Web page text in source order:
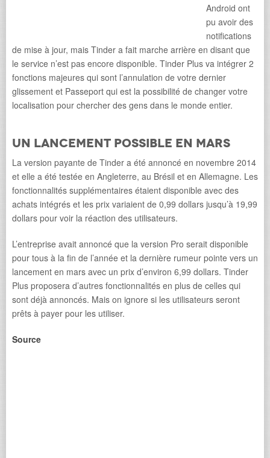
Android ont
pu avoir des
notifications
de mise à jour, mais Tinder a fait marche arrière en disant que
le service n’est pas encore disponible. Tinder Plus va intégrer 2
fonctions majeures qui sont l’annulation de votre dernier
glissement et Passeport qui est la possibilité de changer votre
localisation pour chercher des gens dans le monde entier.
Un lancement possible en mars
La version payante de Tinder a été annoncé en novembre 2014
et elle a été testée en Angleterre, au Brésil et en Allemagne. Les
fonctionnalités supplémentaires étaient disponible avec des
achats intégrés et les prix variaient de 0,99 dollars jusqu’à 19,99
dollars pour voir la réaction des utilisateurs.
L’entreprise avait annoncé que la version Pro serait disponible
pour tous à la fin de l’année et la dernière rumeur pointe vers un
lancement en mars avec un prix d’environ 6,99 dollars. Tinder
Plus proposera d’autres fonctionnalités en plus de celles qui
sont déjà annoncés. Mais on ignore si les utilisateurs seront
prêts à payer pour les utiliser.
Source